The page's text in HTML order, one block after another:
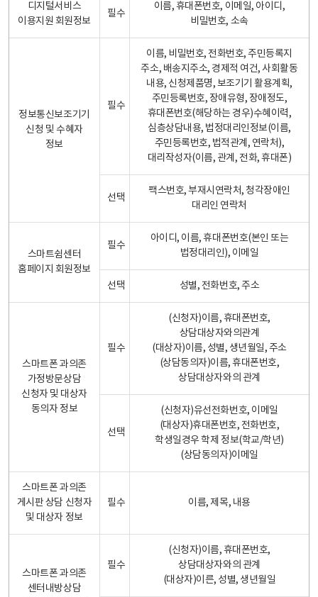
디지털서비스
이용지원 회원정보
필수
이름, 휴대폰번호, 이메일, 아이디,
비밀번호, 소속
정보통신보조기기
신청 및 수혜자
정보
필수
이름, 비밀번호, 전화번호, 주민등록지
주소, 배송지주소, 경제적 여건, 사회활동
내용, 신청제품명, 보조기기 활용계획,
주민등록번호, 장애유형, 장애정도,
휴대폰번호(해당하는 경우)수혜이력,
심층상담내용, 법정대리인정보(이름,
주민등록번호, 법적관계, 연락처),
대리작성자(이름, 관계, 전화, 휴대폰)
선택
팩스번호, 부재시연락처, 청각장애인
대리인 연락처
스마트쉼센터
홈페이지 회원정보
필수
아이디, 이름, 휴대폰번호(본인 또는
법정대리인), 이메일
선택 성별, 전화번호, 주소
스마트폰 과의존
가정방문상담
신청자 및 대상자
동의자 정보
필수
(신청자)이름, 휴대폰번호,
상담대상자와의관계
(대상자)이름, 성별, 생년월일, 주소
(상담동의자)이름, 휴대폰번호,
상담대상자와의 관계
선택
(신청자)유선전화번호, 이메일
(대상자)휴대폰번호, 전화번호,
학생일경우 학제 정보(학교/학년)
(상담동의자)이메일
스마트폰 과의존
게시판 상담 신청자
및 대상자 정보
필수 이름, 제목, 내용
스마트폰 과의존
센터내방상담
필수
(신청자)이름, 휴대폰번호,
상담대상자와의 관계
(대상자)이른, 성별, 생년월일